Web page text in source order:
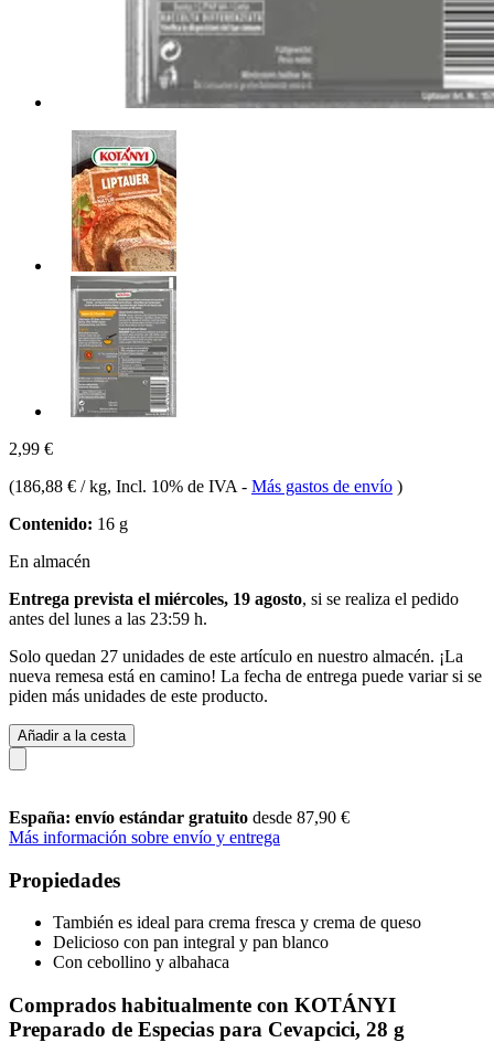
2,99 €
(186,88 € / kg, Incl. 10% de IVA - Más gastos de envío )
Contenido: 16 g
En almacén
Entrega prevista el miércoles, 19 agosto, si se realiza el pedido
antes del lunes a las 23:59 h.
Solo quedan 27 unidades de este artículo en nuestro almacén. ¡La
nueva remesa está en camino! La fecha de entrega puede variar si se
piden más unidades de este producto.
Añadir a la cesta
España: envío estándar gratuito desde 87,90 €
Más información sobre envío y entrega
Propiedades
También es ideal para crema fresca y crema de queso
Delicioso con pan integral y pan blanco
Con cebollino y albahaca
Comprados habitualmente con KOTÁNYI
Preparado de Especias para Cevapcici, 28 g